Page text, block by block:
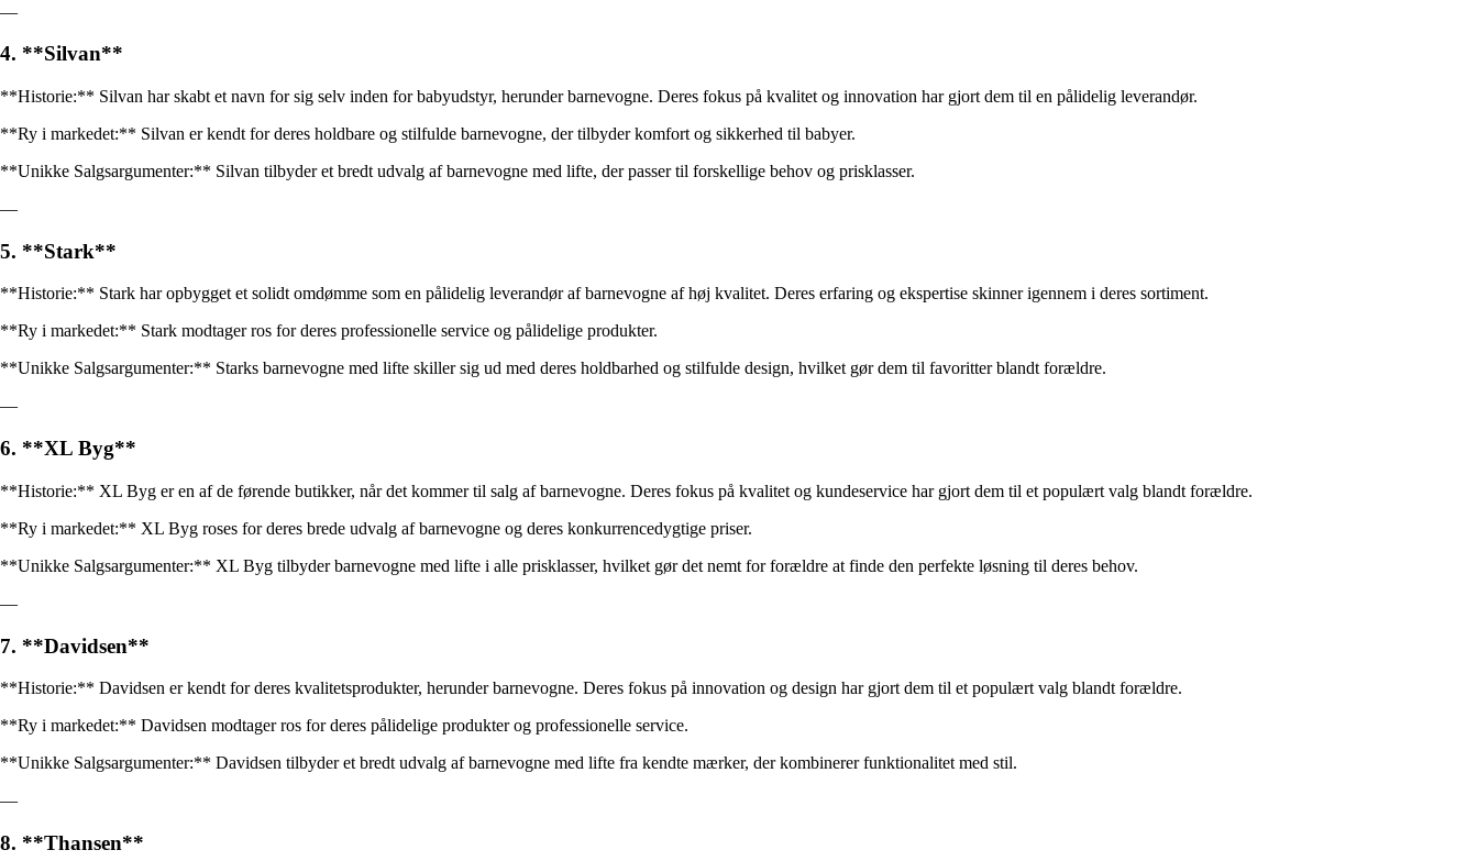
—
4. **Silvan**
**Historie:** Silvan har skabt et navn for sig selv inden for babyudstyr, herunder barnevogne. Deres fokus på kvalitet og innovation har gjort dem til en pålidelig leverandør.
**Ry i markedet:** Silvan er kendt for deres holdbare og stilfulde barnevogne, der tilbyder komfort og sikkerhed til babyer.
**Unikke Salgsargumenter:** Silvan tilbyder et bredt udvalg af barnevogne med lifte, der passer til forskellige behov og prisklasser.
—
5. **Stark**
**Historie:** Stark har opbygget et solidt omdømme som en pålidelig leverandør af barnevogne af høj kvalitet. Deres erfaring og ekspertise skinner igennem i deres sortiment.
**Ry i markedet:** Stark modtager ros for deres professionelle service og pålidelige produkter.
**Unikke Salgsargumenter:** Starks barnevogne med lifte skiller sig ud med deres holdbarhed og stilfulde design, hvilket gør dem til favoritter blandt forældre.
—
6. **XL Byg**
**Historie:** XL Byg er en af de førende butikker, når det kommer til salg af barnevogne. Deres fokus på kvalitet og kundeservice har gjort dem til et populært valg blandt forældre.
**Ry i markedet:** XL Byg roses for deres brede udvalg af barnevogne og deres konkurrencedygtige priser.
**Unikke Salgsargumenter:** XL Byg tilbyder barnevogne med lifte i alle prisklasser, hvilket gør det nemt for forældre at finde den perfekte løsning til deres behov.
—
7. **Davidsen**
**Historie:** Davidsen er kendt for deres kvalitetsprodukter, herunder barnevogne. Deres fokus på innovation og design har gjort dem til et populært valg blandt forældre.
**Ry i markedet:** Davidsen modtager ros for deres pålidelige produkter og professionelle service.
**Unikke Salgsargumenter:** Davidsen tilbyder et bredt udvalg af barnevogne med lifte fra kendte mærker, der kombinerer funktionalitet med stil.
—
8. **Thansen**